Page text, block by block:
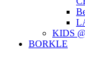
KIDS
BORKLE